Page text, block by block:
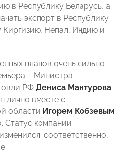
в Республику Беларусь, а
экспорт в Республику
Киргизию, Непал, Индию и
планов очень сильно
– Министра
РФ Дениса Мантурова
лично вместе с
области Игорем Кобзевым
Статус компании
соответственно,